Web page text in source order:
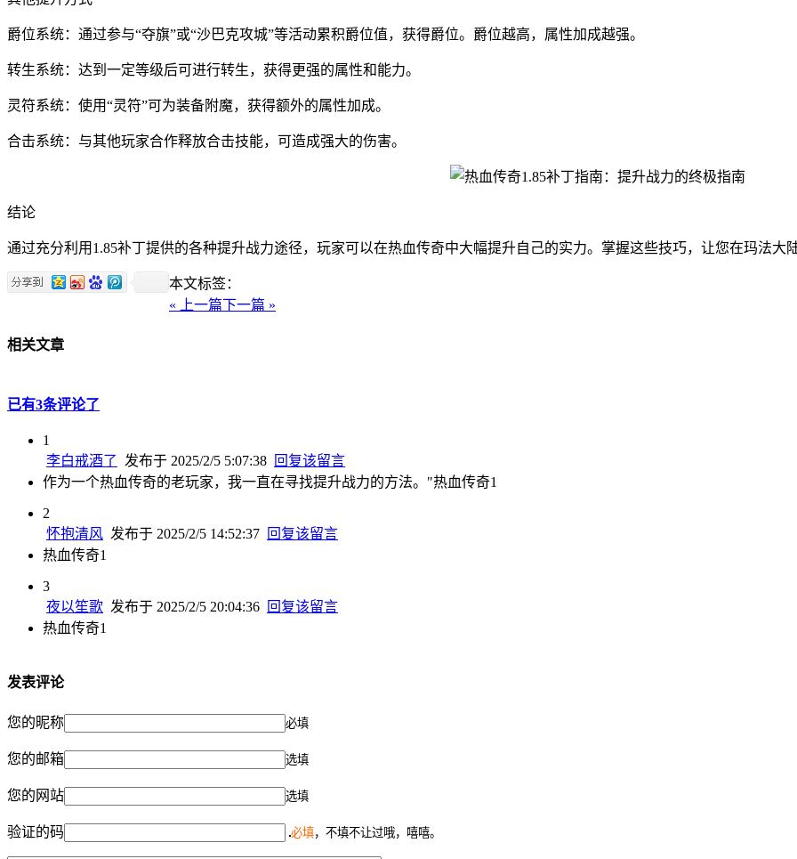
爵位系统：通过参与“夺旗”或“沙巴克攻城”等活动累积爵位值，获得爵位。爵位越高，属性加成越强。
转生系统：达到一定等级后可进行转生，获得更强的属性和能力。
灵符系统：使用“灵符”可为装备附魔，获得额外的属性加成。
合击系统：与其他玩家合作释放合击技能，可造成强大的伤害。
结论
通过充分利用1.85补丁提供的各种提升战力途径，玩家可以在热血传奇中大幅提升自己的实力。掌握这些技巧，让您在玛法大
本文标签：
« 上一篇下一篇 »
相关文章
已有3条评论了
1
李白戒酒了
发布于 2025/2/5 5:07:38 回复该留言
作为一个热血传奇的老玩家，我一直在寻找提升战力的方法。"热血传奇1
2
怀抱清风 发布于 2025/2/5 14:52:37 回复该留言
热血传奇1
3
夜以笙歌 发布于 2025/2/5 20:04:36 回复该留言
热血传奇1
发表评论
您的昵称 必填
您的邮箱 选填
您的网站 选填
验证的码 必填，不填不让过哦，嘻嘻。